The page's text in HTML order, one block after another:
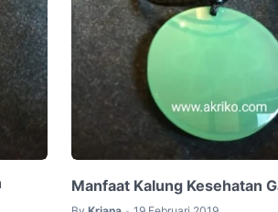
Manfaat Kalung Kesehatan